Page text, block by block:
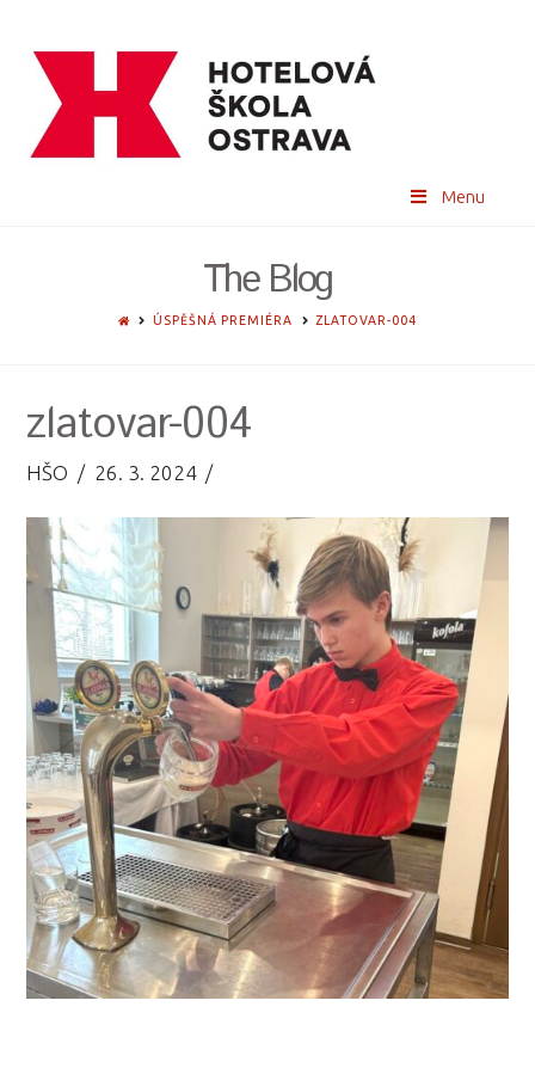
Menu
The Blog
HOMEÚSPĚŠNÁ PREMIÉRA ZLATOVAR-004
zlatovar-004
HŠO 26. 3. 2024